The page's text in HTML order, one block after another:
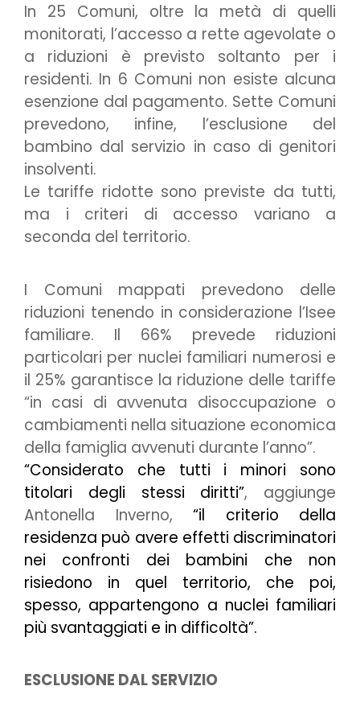
In 25 Comuni, oltre la metà di quelli
monitorati, l’accesso a rette agevolate o
a riduzioni è previsto soltanto per i
residenti. In 6 Comuni non esiste alcuna
esenzione dal pagamento. Sette Comuni
prevedono, infine, l’esclusione del
bambino dal servizio in caso di genitori
insolventi.
Le tariffe ridotte sono previste da tutti,
ma i criteri di accesso variano a
seconda del territorio.
I Comuni mappati prevedono delle
riduzioni tenendo in considerazione l’Isee
familiare. Il 66% prevede riduzioni
particolari per nuclei familiari numerosi e
il 25% garantisce la riduzione delle tariffe
“in casi di avvenuta disoccupazione o
cambiamenti nella situazione economica
della famiglia avvenuti durante l’anno”.
“Considerato che tutti i minori sono
titolari degli stessi diritti”, aggiunge
Antonella Inverno, “il criterio della
residenza può avere effetti discriminatori
nei confronti dei bambini che non
risiedono in quel territorio, che poi,
spesso, appartengono a nuclei familiari
più svantaggiati e in difficoltà”.
ESCLUSIONE DAL SERVIZIO